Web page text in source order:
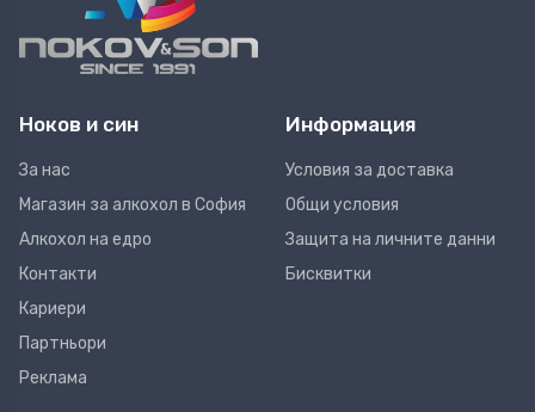
Ноков и син
За нас
Магазин за алкохол в София
Алкохол на едро
Контакти
Кариери
Партньори
Реклама
Информация
Условия за доставка
Общи условия
Защита на личните данни
Бисквитки